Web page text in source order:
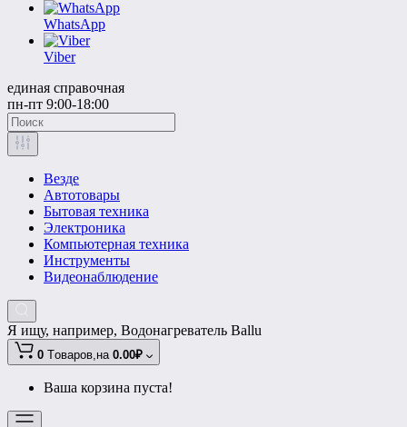
WhatsApp
Viber
единая справочная
пн-пт 9:00-18:00
Везде
Автотовары
Бытовая техника
Электроника
Компьютерная техника
Инструменты
Видеонаблюдение
Я ищу, например, Водонагреватель Ballu
0 Tоваров,на 0.00₽
Ваша корзина пуста!